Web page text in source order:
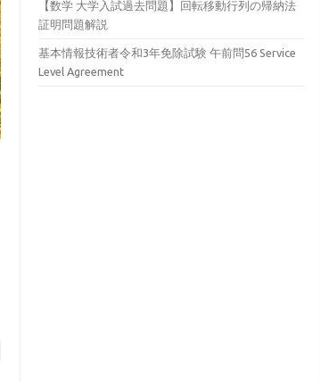
【数学 大学入試過去問題】回転移動行列の帰納法
証明問題解説
基本情報技術者令和3年免除試験 午前問56 Service
Level Agreement